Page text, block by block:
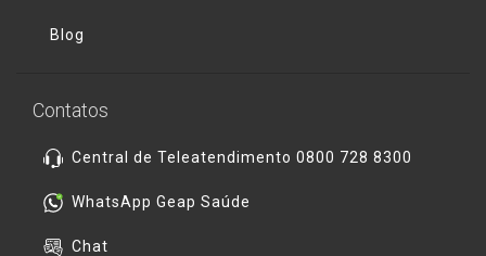
Blog
Contatos
Central de Teleatendimento 0800 728 8300
WhatsApp Geap Saúde
Chat